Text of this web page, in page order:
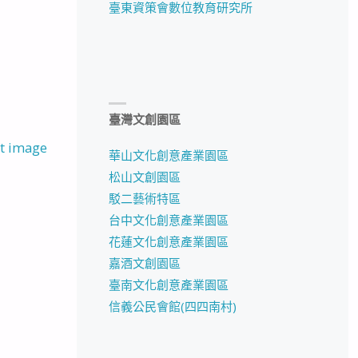
image
臺東資策會數位教育研究所
臺灣文創園區
華山文化創意產業園區
松山文創園區
駁二藝術特區
台中文化創意產業園區
花蓮文化創意產業園區
嘉酒文創園區
臺南文化創意產業園區
信義公民會館(四四南村)